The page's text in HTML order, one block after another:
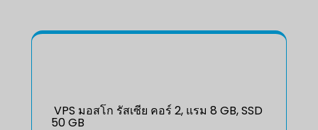
VPS มอสโก รัสเซีย คอร์ 2, แรม 8 GB, SSD
50 GB